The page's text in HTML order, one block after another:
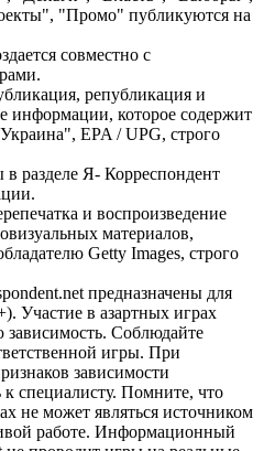
"Промо" публикуются на
совместно с
републикация и
информации, которое содержит
EPA / UPG, строго
разделе Я- Корреспондент
и воспроизведение
материалов,
Getty Images, строго
предназначены для
Участие в азартных играх
Соблюдайте
игры. При
зависимости
к специалисту. Помните, что
не может являться источником
работе. Информационный